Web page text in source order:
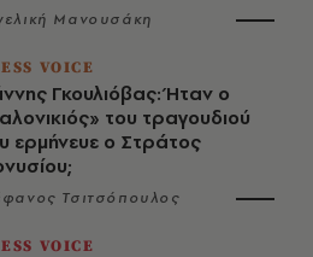
Μανουσάκη
VOICE
Γκουλιόβας: Ήταν ο
του τραγουδιού
ερμήνευε ο Στράτος
Τσιτσόπουλος
VOICE